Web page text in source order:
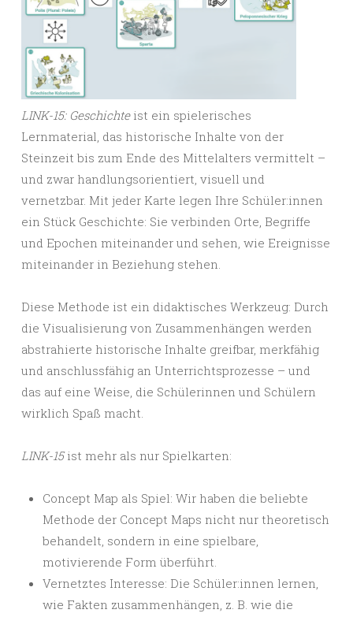
LINK-15: Geschichte ist ein spielerisches
Lernmaterial, das historische Inhalte von der
Steinzeit bis zum Ende des Mittelalters vermittelt –
und zwar handlungsorientiert, visuell und
vernetzbar. Mit jeder Karte legen Ihre Schüler:innen
ein Stück Geschichte: Sie verbinden Orte, Begriffe
und Epochen miteinander und sehen, wie Ereignisse
miteinander in Beziehung stehen.
Diese Methode ist ein didaktisches Werkzeug: Durch
die Visualisierung von Zusammenhängen werden
abstrahierte historische Inhalte greifbar, merkfähig
und anschlussfähig an Unterrichtsprozesse – und
das auf eine Weise, die Schülerinnen und Schülern
wirklich Spaß macht.
LINK-15ist mehr als nur Spielkarten:
Concept Map als Spiel: Wir haben die beliebte
Methode der Concept Maps nicht nur theoretisch
behandelt, sondern in eine spielbare,
motivierende Form überführt.
Vernetztes Interesse: Die Schüler:innen lernen,
wie Fakten zusammenhängen, z. B. wie die